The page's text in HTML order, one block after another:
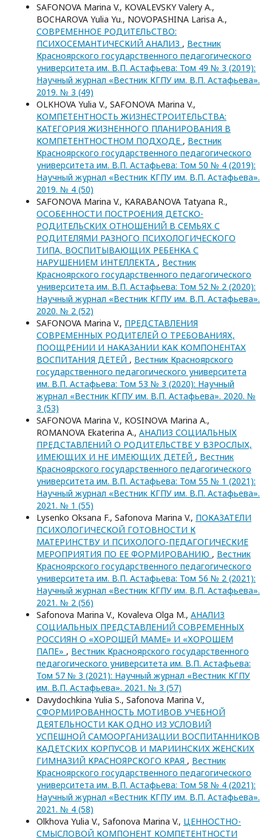
SAFONOVA Marina V., KOVALEVSKY Valery A.,
BOCHAROVA Yulia Yu., NOVOPASHINA Larisa A.,
СОВРЕМЕННОЕ РОДИТЕЛЬСТВО:
ПСИХОСЕМАНТИЧЕСКИЙ АНАЛИЗ , Вестник
Красноярского государственного педагогического
университета им. В.П. Астафьева: Том 49 № 3 (2019):
Научный журнал «Вестник КГПУ им. В.П. Астафьева».
2019. № 3 (49)
OLKHOVA Yulia V., SAFONOVA Marina V.,
КОМПЕТЕНТНОСТЬ ЖИЗНЕСТРОИТЕЛЬСТВА:
КАТЕГОРИЯ ЖИЗНЕННОГО ПЛАНИРОВАНИЯ В
КОМПЕТЕНТНОСТНОМ ПОДХОДЕ , Вестник
Красноярского государственного педагогического
университета им. В.П. Астафьева: Том 50 № 4 (2019):
Научный журнал «Вестник КГПУ им. В.П. Астафьева».
2019. № 4 (50)
SAFONOVA Marina V., KARABANOVA Tatyana R.,
ОСОБЕННОСТИ ПОСТРОЕНИЯ ДЕТСКО-
РОДИТЕЛЬСКИХ ОТНОШЕНИЙ В СЕМЬЯХ С
РОДИТЕЛЯМИ РАЗНОГО ПСИХОЛОГИЧЕСКОГО
ТИПА, ВОСПИТЫВАЮЩИХ РЕБЕНКА С
НАРУШЕНИЕМ ИНТЕЛЛЕКТА , Вестник
Красноярского государственного педагогического
университета им. В.П. Астафьева: Том 52 № 2 (2020):
Научный журнал «Вестник КГПУ им. В.П. Астафьева».
2020. № 2 (52)
SAFONOVA Marina V., ПРЕДСТАВЛЕНИЯ
СОВРЕМЕННЫХ РОДИТЕЛЕЙ О ТРЕБОВАНИЯХ,
ПООЩРЕНИИ И НАКАЗАНИИ КАК КОМПОНЕНТАХ
ВОСПИТАНИЯ ДЕТЕЙ , Вестник Красноярского
государственного педагогического университета
им. В.П. Астафьева: Том 53 № 3 (2020): Научный
журнал «Вестник КГПУ им. В.П. Астафьева». 2020. №
3 (53)
SAFONOVA Marina V., KOSINOVA Marina A.,
ROMANOVA Ekaterina A., АНАЛИЗ СОЦИАЛЬНЫХ
ПРЕДСТАВЛЕНИЙ О РОДИТЕЛЬСТВЕ У ВЗРОСЛЫХ,
ИМЕЮЩИХ И НЕ ИМЕЮЩИХ ДЕТЕЙ , Вестник
Красноярского государственного педагогического
университета им. В.П. Астафьева: Том 55 № 1 (2021):
Научный журнал «Вестник КГПУ им. В.П. Астафьева».
2021. № 1 (55)
Lysenko Oksana F., Safonova Marina V., ПОКАЗАТЕЛИ
ПСИХОЛОГИЧЕСКОЙ ГОТОВНОСТИ К
МАТЕРИНСТВУ И ПСИХОЛОГО-ПЕДАГОГИЧЕСКИЕ
МЕРОПРИЯТИЯ ПО ЕЕ ФОРМИРОВАНИЮ , Вестник
Красноярского государственного педагогического
университета им. В.П. Астафьева: Том 56 № 2 (2021):
Научный журнал «Вестник КГПУ им. В.П. Астафьева».
2021. № 2 (56)
Safonova Marina V., Kovaleva Olga M., АНАЛИЗ
СОЦИАЛЬНЫХ ПРЕДСТАВЛЕНИЙ СОВРЕМЕННЫХ
РОССИЯН О «ХОРОШЕЙ МАМЕ» И «ХОРОШЕМ
ПАПЕ» , Вестник Красноярского государственного
педагогического университета им. В.П. Астафьева:
Том 57 № 3 (2021): Научный журнал «Вестник КГПУ
им. В.П. Астафьева». 2021. № 3 (57)
Davydochkina Yulia S., Safonova Marina V.,
СФОРМИРОВАННОСТЬ МОТИВОВ УЧЕБНОЙ
ДЕЯТЕЛЬНОСТИ КАК ОДНО ИЗ УСЛОВИЙ
УСПЕШНОЙ САМООРГАНИЗАЦИИ ВОСПИТАННИКОВ
КАДЕТСКИХ КОРПУСОВ И МАРИИНСКИХ ЖЕНСКИХ
ГИМНАЗИЙ КРАСНОЯРСКОГО КРАЯ , Вестник
Красноярского государственного педагогического
университета им. В.П. Астафьева: Том 58 № 4 (2021):
Научный журнал «Вестник КГПУ им. В.П. Астафьева».
2021. № 4 (58)
Olkhova Yulia V., Safonova Marina V., ЦЕННОСТНО-
СМЫСЛОВОЙ КОМПОНЕНТ КОМПЕТЕНТНОСТИ